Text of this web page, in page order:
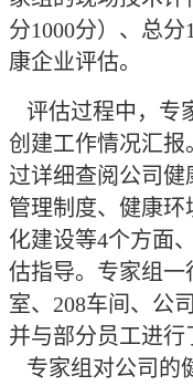
分1000分）、总
康企业评估。
评估过程中，专
创建工作情况汇
过详细查阅公司健
管理制度、健康
化建设等4个方面
估指导。专家组一
室、208车间、公
并与部分员工进行
专家组对公司的